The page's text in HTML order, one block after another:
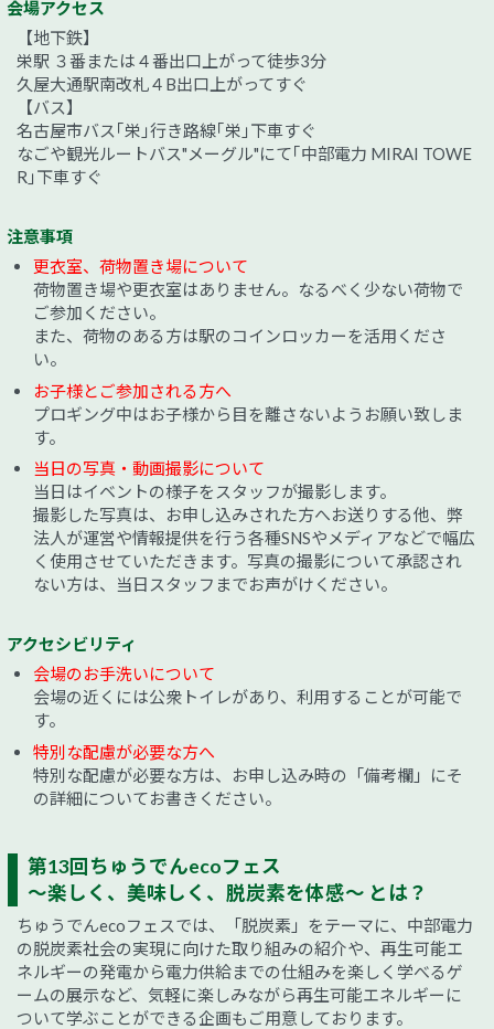
会場アクセス
【地下鉄】
栄駅 ３番または４番出口上がって徒歩3分
久屋大通駅南改札４B出口上がってすぐ
【バス】
名古屋市バス｢栄｣行き路線｢栄｣下車すぐ
なごや観光ルートバス"メーグル"にて｢中部電力 MIRAI TOWE
R｣下車すぐ
注意事項
更衣室、荷物置き場について
荷物置き場や更衣室はありません。なるべく少ない荷物で
ご参加ください。
また、荷物のある方は駅のコインロッカーを活用くださ
い。
お子様とご参加される方へ
プロギング中はお子様から目を離さないようお願い致しま
す。
当日の写真・動画撮影について
当日はイベントの様子をスタッフが撮影します。
撮影した写真は、お申し込みされた方へお送りする他、弊
法人が運営や情報提供を行う各種SNSやメディアなどで幅広
く使用させていただきます。写真の撮影について承認され
ない方は、当日スタッフまでお声がけください。
アクセシビリティ
会場のお手洗いについて
会場の近くには公衆トイレがあり、利用することが可能で
す。
特別な配慮が必要な方へ
特別な配慮が必要な方は、お申し込み時の「備考欄」にそ
の詳細についてお書きください。
第13回ちゅうでんecoフェス
～楽しく、美味しく、脱炭素を体感～ とは？
ちゅうでんecoフェスでは、「脱炭素」をテーマに、中部電力
の脱炭素社会の実現に向けた取り組みの紹介や、再生可能エ
ネルギーの発電から電力供給までの仕組みを楽しく学べるゲ
ームの展示など、気軽に楽しみながら再生可能エネルギーに
ついて学ぶことができる企画もご用意しております。